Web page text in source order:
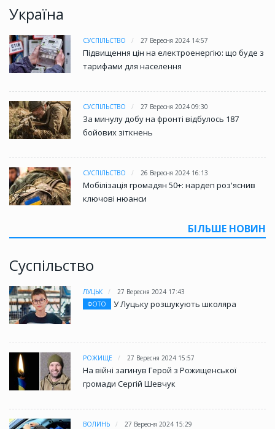
Україна
СУСПІЛЬСТВО 27 Вересня 2024 14:57
Підвищення цін на електроенергію: що буде з
тарифами для населення
СУСПІЛЬСТВО 27 Вересня 2024 09:30
За минулу добу на фронті відбулось 187
бойових зіткнень
СУСПІЛЬСТВО 26 Вересня 2024 16:13
Мобілізація громадян 50+: нардеп роз'яснив
ключові нюанси
БІЛЬШЕ НОВИН
Суспільство
ЛУЦЬК
27 Вересня 2024 17:43
ФОТО
У Луцьку розшукують школяра
РОЖИЩЕ 27 Вересня 2024 15:57
На війні загинув Герой з Рожищенської
громади Сергій Шевчук
ВОЛИНЬ
27 Вересня 2024 15:29